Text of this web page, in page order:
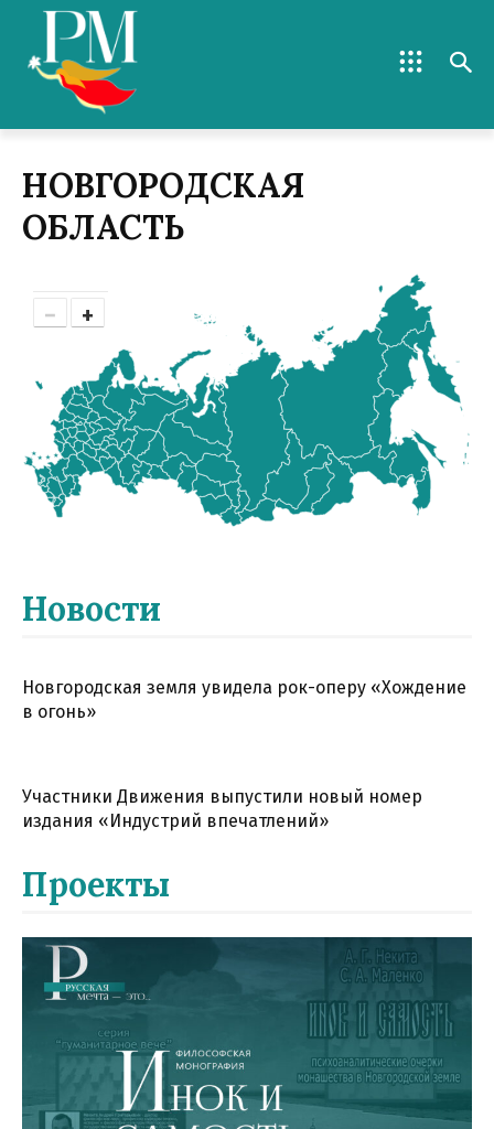
НОВГОРОДСКАЯ
ОБЛАСТЬ
− +
Новости
Новгородская земля увидела рок-оперу «Хождение
в огонь»
Участники Движения выпустили новый номер
издания «Индустрий впечатлений»
Проекты